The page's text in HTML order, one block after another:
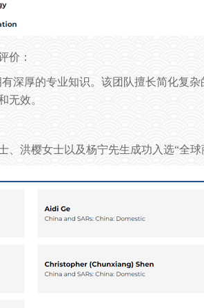
价：
深厚的专业知识。该团队擅长简化复
无效。
、洪樱女士以及杨宁先生成功入选“全球